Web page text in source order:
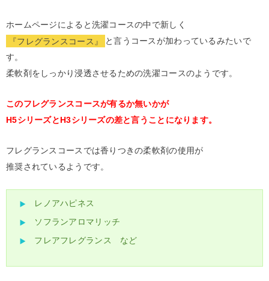
ホームページによると洗濯コースの中で新しく
『フレグランスコース』
と言うコースが加わっているみたいで
す。
柔軟剤をしっかり浸透させるための洗濯コースのようです。
このフレグランスコースが有るか無いかが
H5シリーズとH3シリーズの差と言うことになります。
フレグランスコースでは香りつきの柔軟剤の使用が
推奨されているようです。
レノアハピネス
ソフランアロマリッチ
フレアフレグランス など